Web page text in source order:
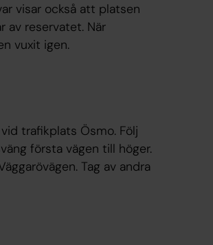
visar också att platsen
av reservatet. När
vuxit igen.
trafikplats Ösmo. Följ
första vägen till höger.
Tag av andra